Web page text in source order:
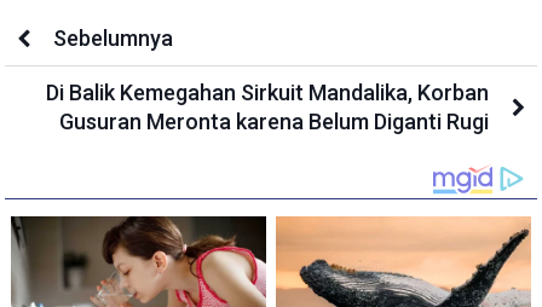
Sebelumnya
Di Balik Kemegahan Sirkuit Mandalika, Korban
Gusuran Meronta karena Belum Diganti Rugi